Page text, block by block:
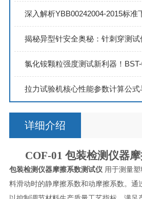
拉力试验机核心性能参数计算公
详细介绍
COF-01 包装检测仪器
包装检测仪器摩擦系数测试仪用于测量塑
料滑动时的静摩擦系数和动摩擦系数。通